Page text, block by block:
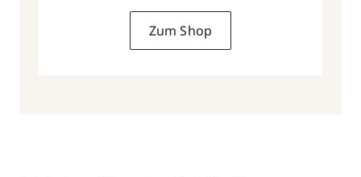
Zum Shop